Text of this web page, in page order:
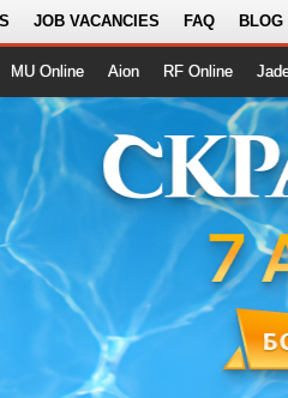
JOB VACANCIES FAQ BLOG
MU Online Aion RF Online